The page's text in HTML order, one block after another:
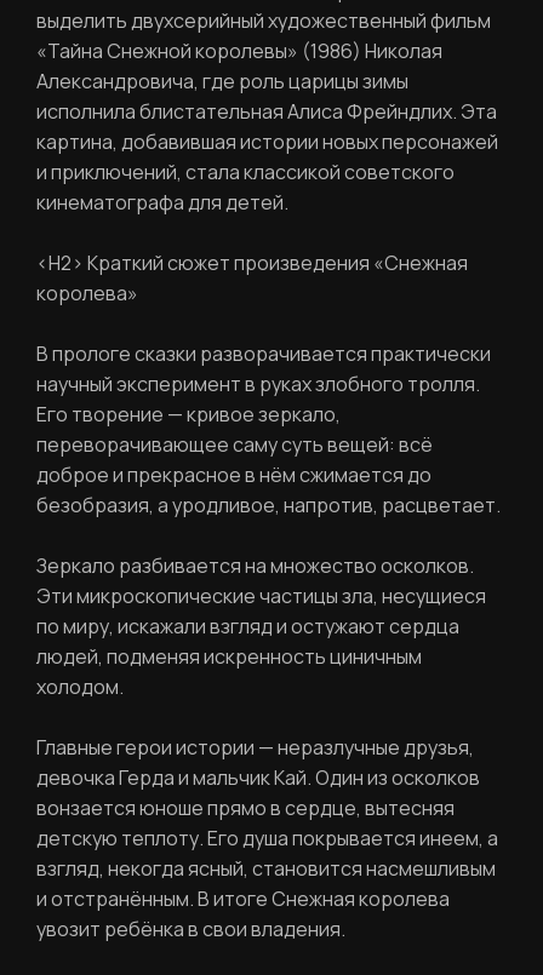
выделить двухсерийный художественный фильм
«Тайна Снежной королевы» (1986) Николая
Александровича, где роль царицы зимы
исполнила блистательная Алиса Фрейндлих. Эта
картина, добавившая истории новых персонажей
и приключений, стала классикой советского
кинематографа для детей.
<H2> Краткий сюжет произведения «Снежная
королева»
В прологе сказки разворачивается практически
научный эксперимент в руках злобного тролля.
Его творение — кривое зеркало,
переворачивающее саму суть вещей: всё
доброе и прекрасное в нём сжимается до
безобразия, а уродливое, напротив, расцветает.
Зеркало разбивается на множество осколков.
Эти микроскопические частицы зла, несущиеся
по миру, искажали взгляд и остужают сердца
людей, подменяя искренность циничным
холодом.
Главные герои истории — неразлучные друзья,
девочка Герда и мальчик Кай. Один из осколков
вонзается юноше прямо в сердце, вытесняя
детскую теплоту. Его душа покрывается инеем, а
взгляд, некогда ясный, становится насмешливым
и отстранённым. В итоге Снежная королева
увозит ребёнка в свои владения.
ЛИЧНЫЙ КАБИНЕТ
Ваш email
Войти
Ваше имя
Фамилия
Ваш email
Задайте пароль
Повторите пароль
ВОССТАНОВИТЬ ПАРОЛЬ
Отправить
Вход в личный кабинет